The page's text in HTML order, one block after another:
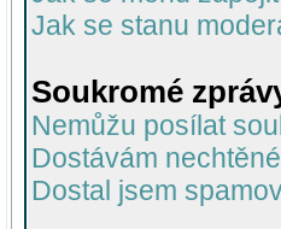
Jak se stanu
Soukromé
Nemůžu posílat
Dostávám
Dostal jsem